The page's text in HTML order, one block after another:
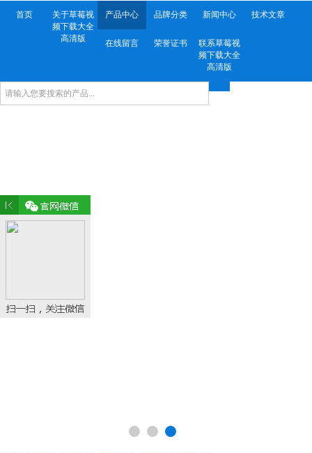
首页
关于草莓视
频下载大全
高清版
产品中心 品牌分类 新闻中心 技术文章
在线留言 荣誉证书
联系草莓视
频下载大全
高清版